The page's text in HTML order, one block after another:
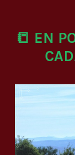
📒 EN